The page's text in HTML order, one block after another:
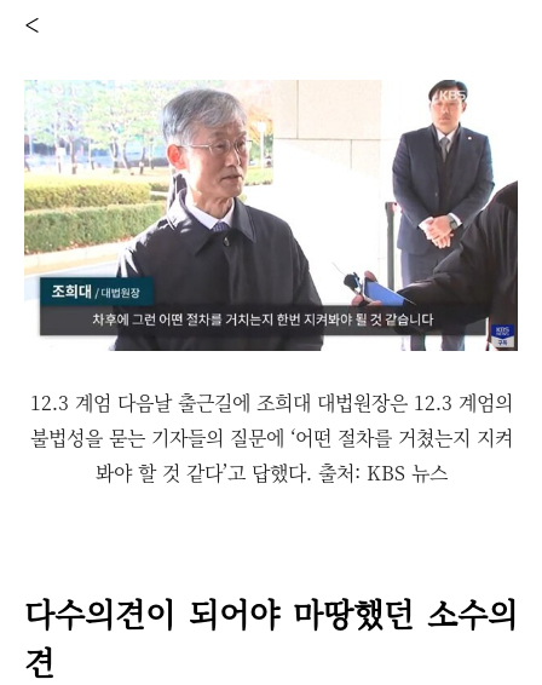
<
12.3 계엄 다음날 출근길에 조희대 대법원장은 12.3 계엄의
불법성을 묻는 기자들의 질문에 ‘어떤 절차를 거쳤는지 지켜
봐야 할 것 같다’고 답했다. 출처: KBS 뉴스
다수의견이 되어야 마땅했던 소수의
견